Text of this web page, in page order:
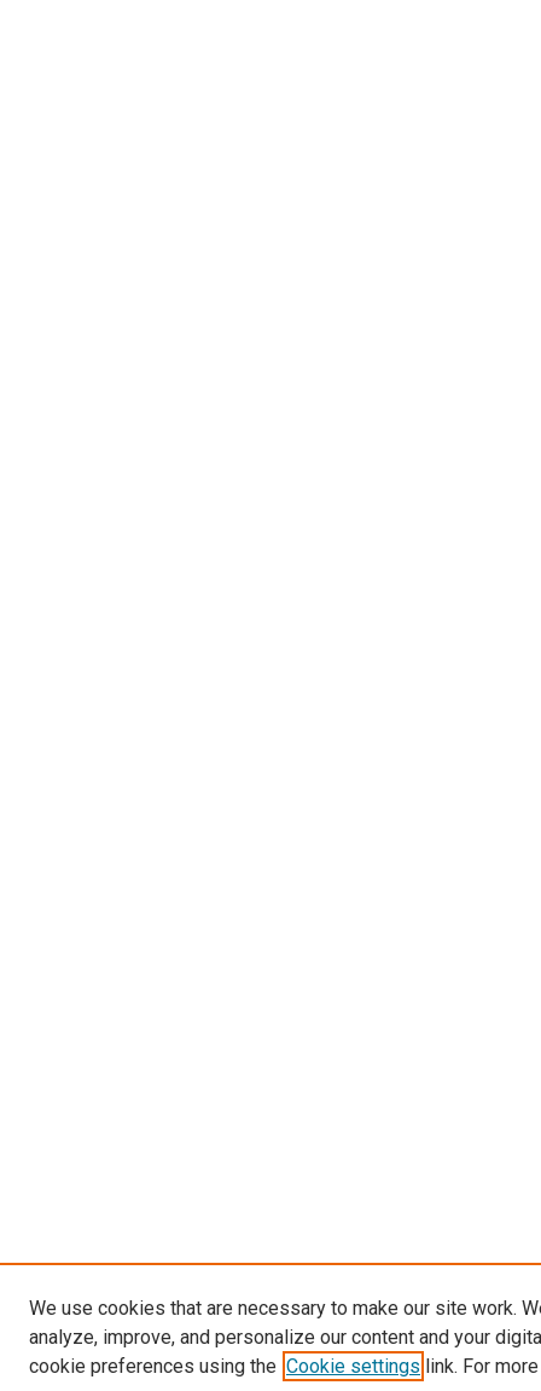
We use cookies that are necessary to make our site work.
analyze, improve, and personalize our content and your
cookie preferences using the Cookie settings link. For